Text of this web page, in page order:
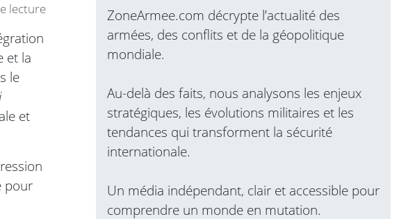
lecture
et la
le
et
pour
ZoneArmee.com décrypte l’actualité des
armées, des conflits et de la géopolitique
mondiale.
Au-delà des faits, nous analysons les enjeux
stratégiques, les évolutions militaires et les
tendances qui transforment la sécurité
internationale.
Un média indépendant, clair et accessible pour
comprendre un monde en mutation.